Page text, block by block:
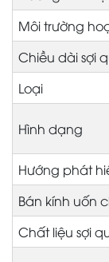
Môi trường
Chiều dài sợi
Loại
Hình dạng
Hướng phát
Bán kính uốn
Chất liệu sợi